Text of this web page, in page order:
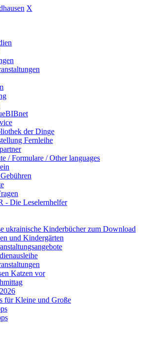
X
der Dinge
Fernleihe
/ Formulare / Other languages
- Die Leselernhelfer
ukrainische Kinderbücher zum Download
und Kindergärten
Katzen vor
für Kleine und Große